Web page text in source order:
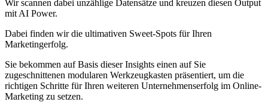
Wir scannen dabei unzählige Datensätze und kreuzen diesen Output
mit AI Power.
Dabei finden wir die ultimativen Sweet-Spots für Ihren
Marketingerfolg.
Sie bekommen auf Basis dieser Insights einen auf Sie
zugeschnittenen modularen Werkzeugkasten präsentiert, um die
richtigen Schritte für Ihren weiteren Unternehmenserfolg im Online-
Marketing zu setzen.